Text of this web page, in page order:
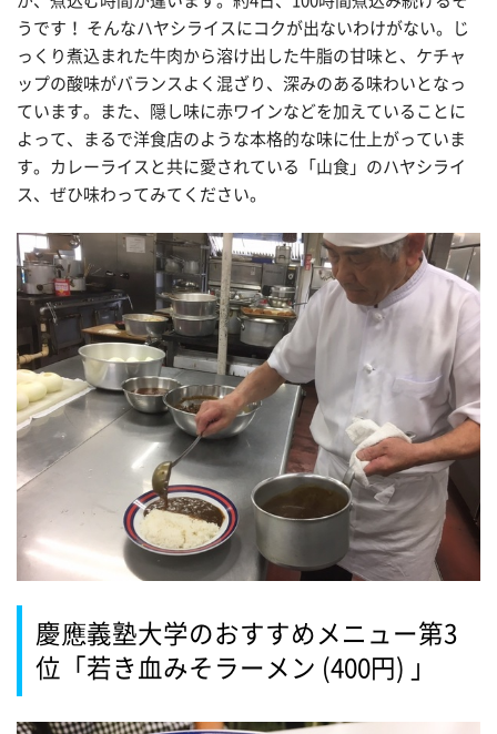
うです！ そんなハヤシライスにコクが出ないわけがない。じ
っくり煮込まれた牛肉から溶け出した牛脂の甘味と、ケチャ
ップの酸味がバランスよく混ざり、深みのある味わいとなっ
ています。また、隠し味に赤ワインなどを加えていることに
よって、まるで洋食店のような本格的な味に仕上がっていま
す。カレーライスと共に愛されている「山食」のハヤシライ
ス、ぜひ味わってみてください。
慶應義塾大学のおすすめメニュー第3
位「若き血みそラーメン (400円) 」